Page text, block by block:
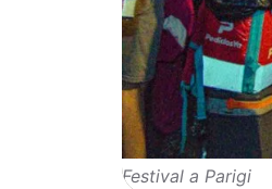
Festival a Parigi